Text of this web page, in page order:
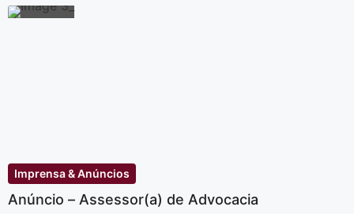
Imprensa & Anúncios
Anúncio – Assessor(a) de Advocacia